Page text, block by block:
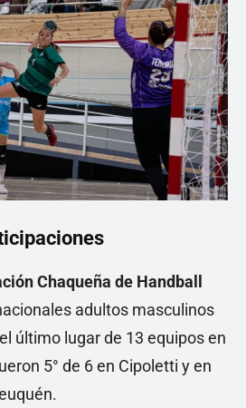
Chaqueña de Handball
adultos masculinos
último lugar de 13 equipos en
5° de 6 en Cipoletti y en